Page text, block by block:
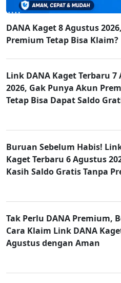
DANA Kaget 8 Agustus
Premium Tetap Bisa Klaim?
Link DANA Kaget Terbaru 7
2026, Gak Punya Akun
Tetap Bisa Dapat Saldo
Buruan Sebelum Habis!
Kaget Terbaru 6 Agustus
Kasih Saldo Gratis Tanpa
Tak Perlu DANA Premium,
Cara Klaim Link DANA
Agustus dengan Aman